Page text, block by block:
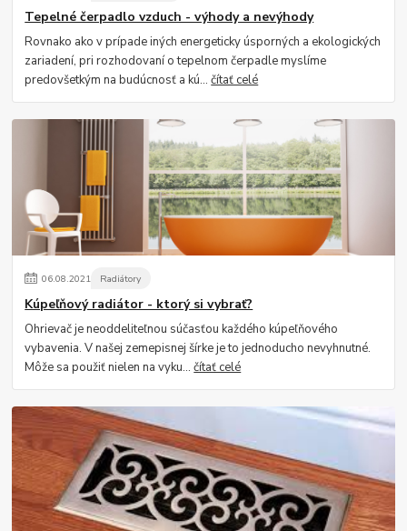
Tepelné čerpadlo vzduch - výhody a nevýhody
Rovnako ako v prípade iných energeticky úsporných a ekologických
zariadení, pri rozhodovaní o tepelnom čerpadle myslíme
predovšetkým na budúcnosť a kú...čítať celé
06.08.2021 Radiátory
Kúpeľňový radiátor - ktorý si vybrať?
Ohrievač je neoddeliteľnou súčasťou každého kúpeľňového
vybavenia. V našej zemepisnej šírke je to jednoducho nevyhnutné.
Môže sa použiť nielen na vyku...čítať celé